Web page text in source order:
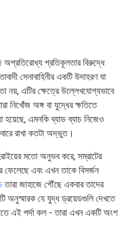
অপ্রতিরোধ্য প্রতিকূলতার বিরুদ্ধে
সেনাবাহিনীর একটি উদাহরণ যা
নয়, এটির ক্ষেত্রে উল্লেখযোগ্যভাবে
নিখোঁজ অঙ্গ বা যুদ্ধের ক্ষতিতে
হয়েছে, এমনকি ব্যাড ব্যাচ নিজেও
রাখা কতটা অদ্ভুত।
মতো অনুভব করে, সম্রাটের
ফেলেছে এবং এখন তাকে বিসর্জন
তারা জাহাজে পৌঁছে একবার তাদের
অনুস্মারক যে যুদ্ধ ড্রয়েডগুলি দেখতে
এই পর্দা কল - তারা এখন একটি অংশ